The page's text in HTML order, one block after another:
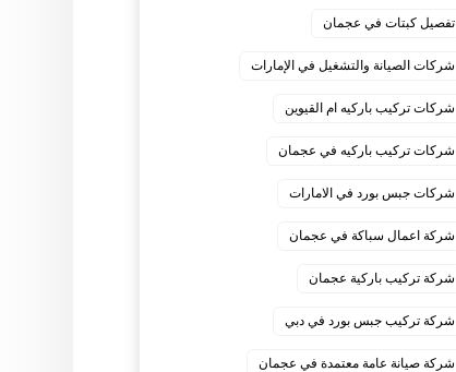
تفصيل كبتات في عجمان
شركات الصيانة والتشغيل في الإمارات
شركات تركيب باركيه ام القيوين
شركات تركيب باركيه في عجمان
شركات جبس بورد في الامارات
شركة اعمال سباكة في عجمان
شركة تركيب باركية عجمان
شركة تركيب جبس بورد في دبي
شركة صيانة عامة معتمدة في عجمان